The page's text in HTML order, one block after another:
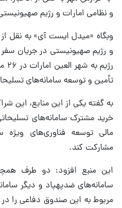
و نظامی امارات و رژیم
وبگاه «میدل ایست آی» به نقل از
و رژیم صهیونیستی در جریان سفر
تأمین و توسعه سامانه‌های
به گفته یکی از این منابع، این
خرید مشترک سامانه‌های
مالی توسعه فناوری‌های ویژه
مشارکت کند.
این منبع افزود: دو طرف
سامانه‌های ضدپهپاد و دیگر
مربوط به این صندوق دفاعی را در